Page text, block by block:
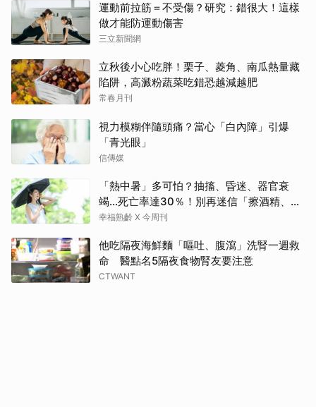
運動前拉筋＝不受傷？研究：錯很大！這樣
做才能防運動傷害
三立新聞網
立秋後小心吃胖！栗子、菱角、南瓜熱量藏
陷阱，高澱粉蔬菜吃錯恐越減越肥
常春月刊
視力模糊伴隨頭痛？當心「白內障」引爆
「青光眼」
信傳媒
「熱中暑」多可怕？抽搐、昏迷、器官衰
竭…死亡率達30％！別再迷信「擦酒精、吃
退燒藥」，5招才能真救命
幸福熟齡 X 今周刊
他吃隔夜海鮮麵「嘔吐、腹瀉」洗腎一週救
命 醫點名5隔夜食物腎友要注意
CTWANT